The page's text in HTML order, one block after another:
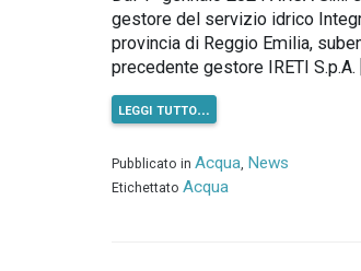
gestore del servizio idrico
provincia di Reggio Emilia,
precedente gestore IRETI S.p.A.
leggi tutto…
Pubblicato in Acqua News
Etichettato Acqua